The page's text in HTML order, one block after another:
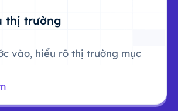
thị trường
vào, hiểu rõ thị trường mục